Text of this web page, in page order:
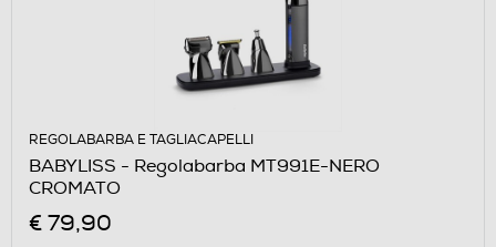
REGOLABARBA E TAGLIACAPELLI
BABYLISS - Regolabarba MT991E-NERO
CROMATO
€ 79,90